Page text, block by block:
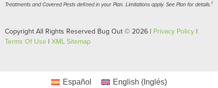
Treatments and Covered Pests defined in your Plan. Limitations apply. See Plan for details. 1
Copyright All Rights Reserved Bug Out © 2026 | Privacy Policy |
Terms Of Use | XML Sitemap
Español English ( Inglés)